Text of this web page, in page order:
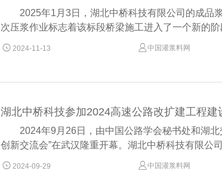
2025年1月3日，湖北中桥科技有限公司的成品
次压浆作业标志着该标段桥梁施工进入了一个新的
 2024-11-13  中国灌浆料网
湖北中桥科技参加2024高速公路改扩建工程
2024年9月26日，由中国公路学会秘书处和湖
创新交流会”在武汉隆重开幕。湖北中桥科技有限公
 2024-09-29  中国灌浆料网